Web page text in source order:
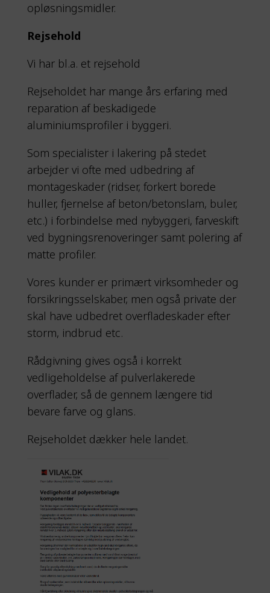
opløsningsmidler.
Rejsehold
Vi har bl.a. et rejsehold
Rejseholdet har mange års erfaring med
reparation af beskadigede
aluminiumsprofiler i byggeri.
Som specialister i lakering på stedet
arbejder vi ofte med udbedring af
montageskader (ridser, forkert borede
huller, fjernelse af beton/betonslam, buler,
etc.) i forbindelse med nybyggeri, farveskift
ved bygningsrenoveringer samt polering af
matte profiler.
Vores kunder er primært virksomheder og
forsikringsselskaber, men også private der
skal have udbedret overfladeskader efter
storm, indbrud etc.
Rådgivning gives også i korrekt
vedligeholdelse af pulverlakerede
overflader, så de gennem længere tid
bevare farve og glans.
Rejseholdet dækker hele landet.